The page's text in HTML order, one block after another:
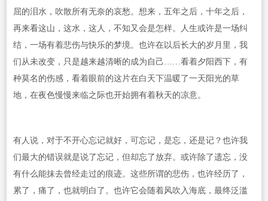
屈的泪水，吹散所有无奈的哀愁。想来，五年之后，十年之后，
再来看这山，这水，这人，不知又会是怎样。人生或许是一场纠
结，一场有着悲伤与快乐的梦境。也许在以后长大的岁月里，我
们从未改变，只是越来越清晰的成为自己……看着夕阳西下，有
种莫名的伤感，看着眼前的这片在白天下温暖了一天阳光的草
地，在夜色慢慢来临之际也开始拥有着秋天的凉意。
有人说，对于不开心忘记就好，可忘记，是忘，还是记？也许我
们最大的错误就是说了忘记，但却忘了放弃。或许除了遗忘，没
有什么能抹去曾经走过的痕迹。这些所谓的悲伤，也许经历了，
累了，痛了，也就明白了。也许它会随着风吹入海底，最终泛滥